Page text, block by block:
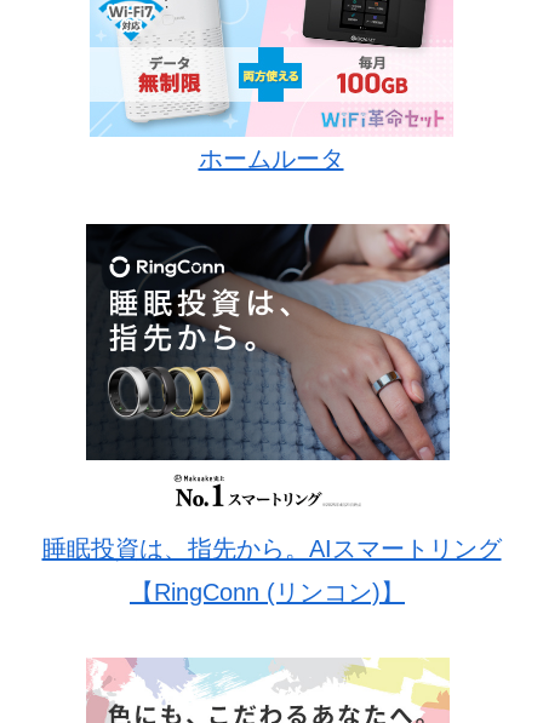
ホームルータ
睡眠投資は、指先から。AIスマートリング
【RingConn (リンコン)】